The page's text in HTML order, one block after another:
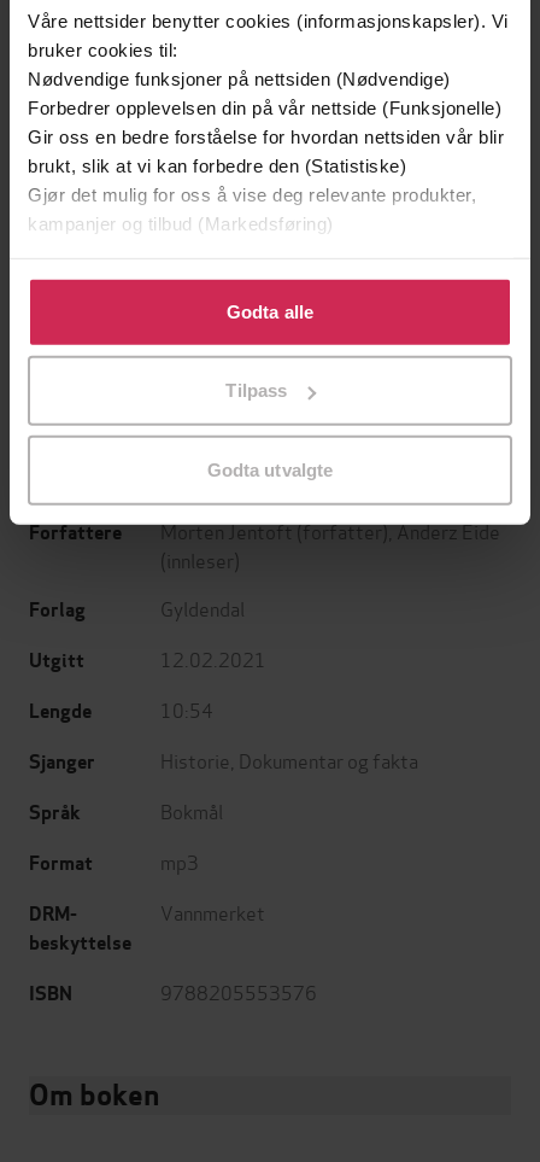
Våre nettsider benytter cookies (informasjonskapsler). Vi
bruker cookies til:
Nødvendige funksjoner på nettsiden (Nødvendige)
Forbedrer opplevelsen din på vår nettside (Funksjonelle)
Gir oss en bedre forståelse for hvordan nettsiden vår blir
brukt, slik at vi kan forbedre den (Statistiske)
Gjør det mulig for oss å vise deg relevante produkter,
kampanjer og tilbud (Markedsføring)
Klikk på «Godta alle» for å gi oss ditt samtykke til å
bruke cookies for alle disse formålene. Du kan også
tilpasse ditt samtykke til spesifikke formål ved å klikke
Godta alle
Tilpass
Godta utvalgte
Hvitt hav
Seierherrene
Forfattere Morten Jentoft(forfatter),Anderz Eide
(innleser)
Forlag Gyldendal
Utgitt 12.02.2021
Lengde 10:54
Sjanger Historie Dokumentar og fakta
Språk Bokmål
Format mp3
DRM-
beskyttelse
Vannmerket
ISBN 9788205553576
Om boken